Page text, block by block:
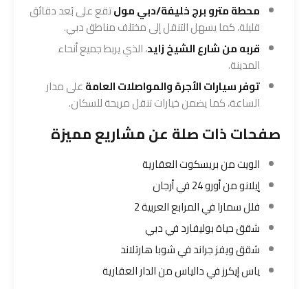
محطة مترو برج خليفة/دبي مولتقع على بُعد دقائق
قليلة، كما يسهل التنقل إلى مختلف مناطق دبي.
قربه من شارع الشيخ زايد، الذي يربط جميع أنحاء
المدينة.
توفر سيارات الأجرة والمواصلات العامةعلى مدار
الساعة، كما يضمن خيارات تنقل مريحة للسكان.
صفحات ذات صلة عن مشاريع مميزة
الويت من بريسكوت العقارية
إيلانو من أورو 24 في أرجان
فلل سمارا في المرابع العربية 2
شقق حياة بوليفارد في دبي
شقق ويفز جراند في شوبا هارتلاند
ياس إيكرز في دالياس من الدار العقارية